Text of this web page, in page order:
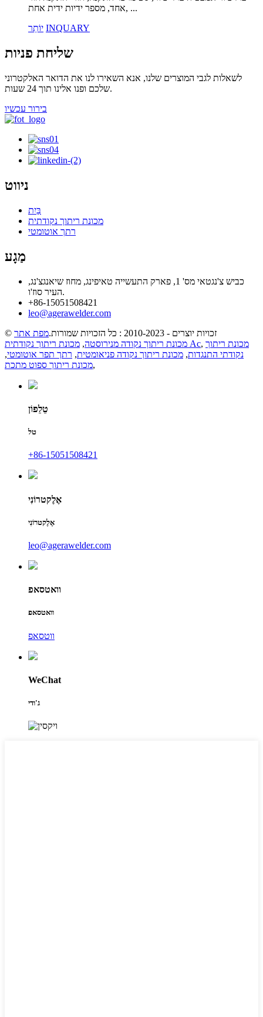
אחד, מספר ידיות ידית אחת, ...
יוֹתֵר INQUARY
שליחת פניות
לשאלות לגבי המוצרים שלנו, אנא השאירו לנו את הדואר האלקטרוני
שלכם ופנו אלינו תוך 24 שעות.
בירור עכשיו
ניווט
בַּיִת
מכונת ריתוך נקודתית
רתך אוטומטי
מַגָע
כביש צ'נגטאי מס' 1, פארק התעשייה טאיפינג, מחוז שיאנגצ'נג,
העיר סוז'ו.
+86-15051508421
leo@agerawelder.com
© זכויות יוצרים - 2010-2023 : כל הזכויות שמורות.
מפת אתר
מכונת ריתוך נקודה מנירוסטה, מכונת ריתוך נקודתית Ac, מכונת ריתוך
נקודתי התנגדות, מכונת ריתוך נקודה פניאומטית, רתך תפר אוטומטי,
מכונת ריתוך ספוט מתכת,
טֵלֵפוֹן
טל
+86-15051508421
אֶלֶקטרוֹנִי
אֶלֶקטרוֹנִי
leo@agerawelder.com
וואטסאפ
וואטסאפ
ווטסאפ
WeChat
ג'ודי